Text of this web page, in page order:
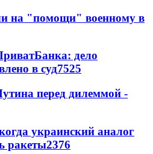
на "помощи" военному в
дело
в суд7525
перед дилеммой -
украинский аналог
ракеты2376